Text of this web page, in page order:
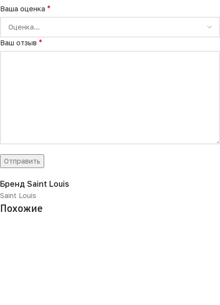
Ваша оценка *
Ваш отзыв *
Бренд Saint Louis
Saint Louis
Похожие